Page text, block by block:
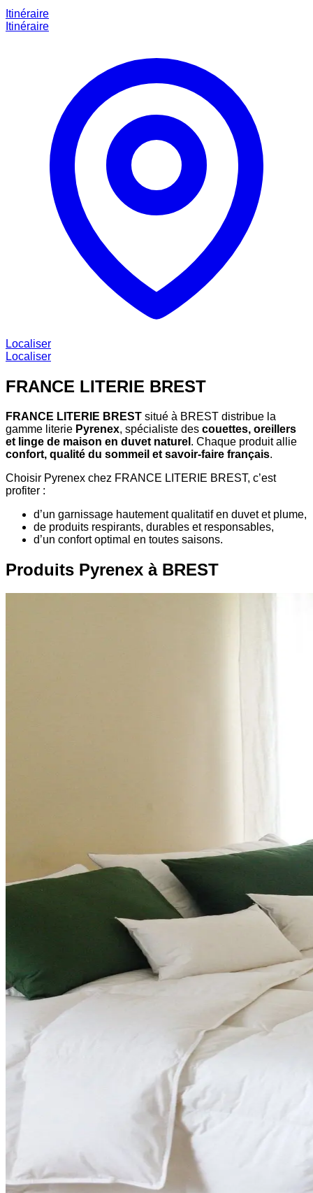
Itinéraire
Itinéraire
Localiser
Localiser
FRANCE LITERIE BREST
FRANCE LITERIE BREST situé à BREST distribue la
gamme literie Pyrenex, spécialiste des couettes, oreillers
et linge de maison en duvet naturel . Chaque produit allie
confort, qualité du sommeil et savoir-faire français.
Choisir Pyrenex chez FRANCE LITERIE BREST, c’est
profiter :
d’un garnissage hautement qualitatif en duvet et plume,
de produits respirants, durables et responsables,
d’un confort optimal en toutes saisons.
Produits Pyrenex à BREST